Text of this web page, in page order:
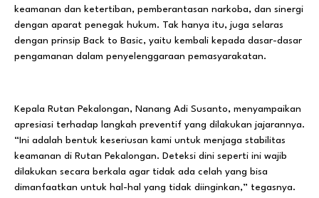
keamanan dan ketertiban, pemberantasan narkoba, dan sinergi
dengan aparat penegak hukum. Tak hanya itu, juga selaras
dengan prinsip Back to Basic, yaitu kembali kepada dasar-dasar
pengamanan dalam penyelenggaraan pemasyarakatan.
Kepala Rutan Pekalongan, Nanang Adi Susanto, menyampaikan
apresiasi terhadap langkah preventif yang dilakukan jajarannya.
“Ini adalah bentuk keseriusan kami untuk menjaga stabilitas
keamanan di Rutan Pekalongan. Deteksi dini seperti ini wajib
dilakukan secara berkala agar tidak ada celah yang bisa
dimanfaatkan untuk hal-hal yang tidak diinginkan,” tegasnya.